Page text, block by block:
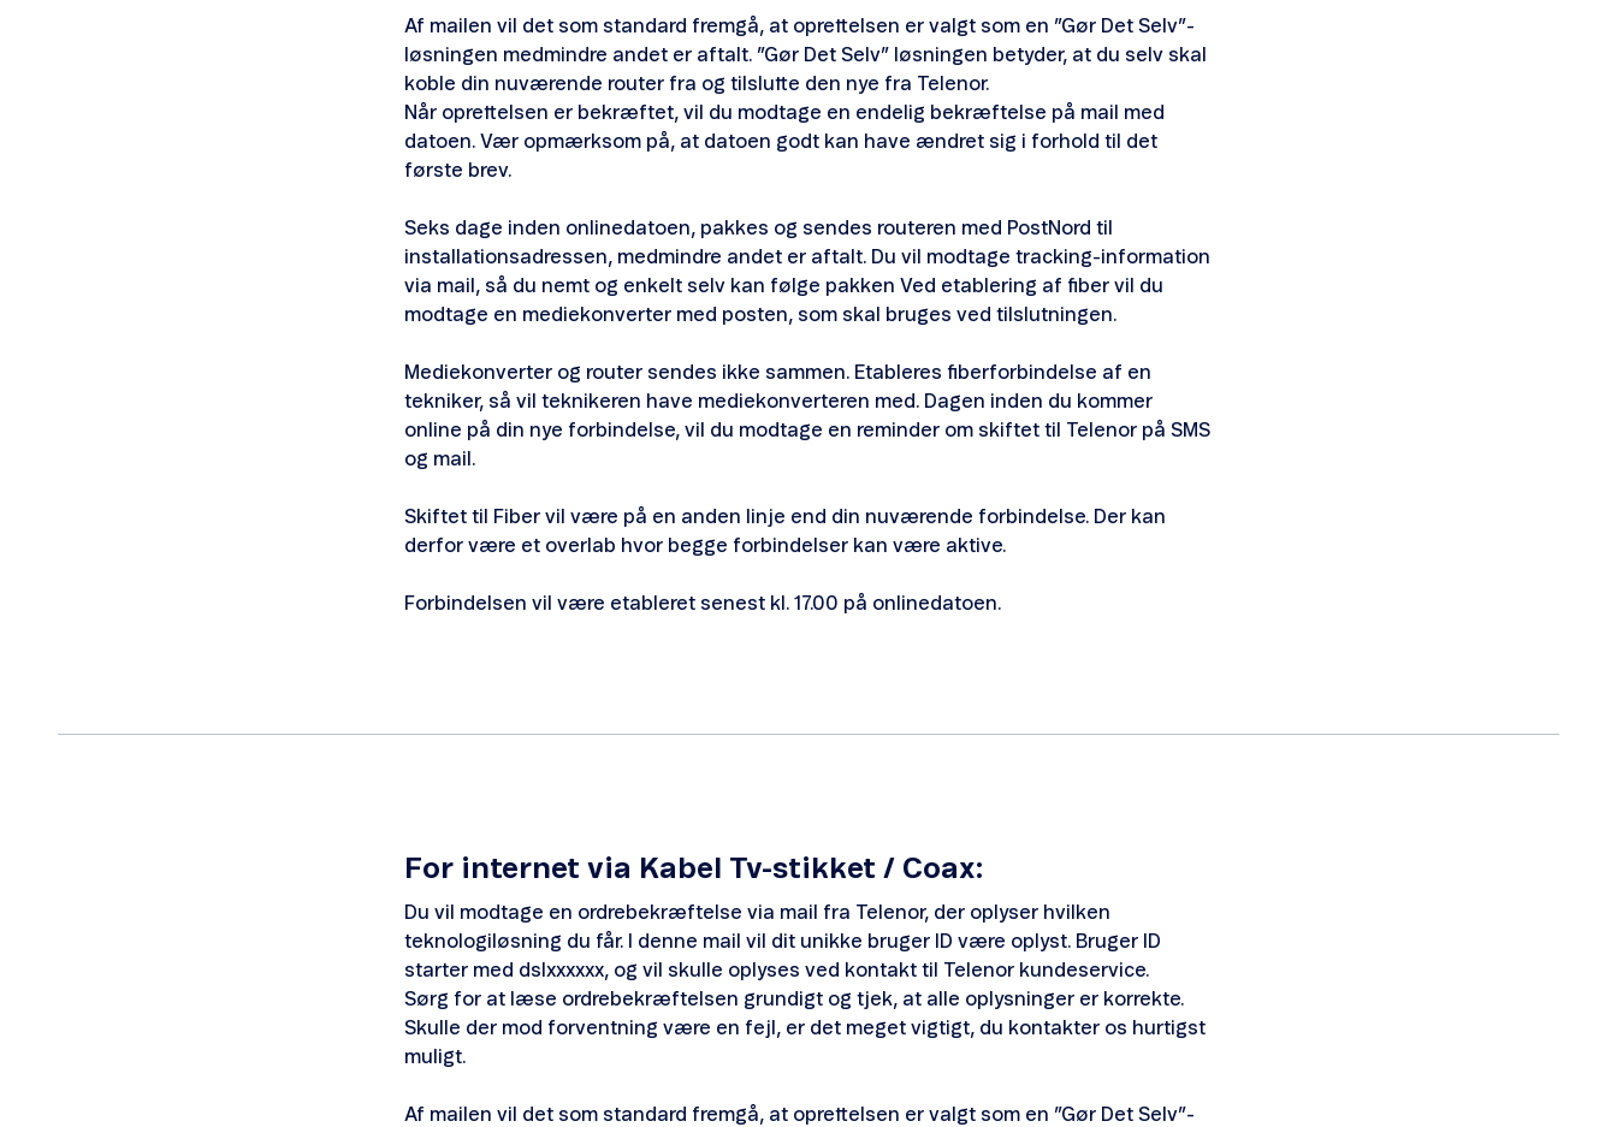
Af mailen vil det som standard fremgå, at oprettelsen er valgt som en ”Gør Det Selv”-
løsningen medmindre andet er aftalt. ”Gør Det Selv” løsningen betyder, at du selv skal
koble din nuværende router fra og tilslutte den nye fra Telenor.
Når oprettelsen er bekræftet, vil du modtage en endelig bekræftelse på mail med
datoen. Vær opmærksom på, at datoen godt kan have ændret sig i forhold til det
første brev.
Seks dage inden onlinedatoen, pakkes og sendes routeren med PostNord til
installationsadressen, medmindre andet er aftalt. Du vil modtage tracking-information
via mail, så du nemt og enkelt selv kan følge pakken Ved etablering af fiber vil du
modtage en mediekonverter med posten, som skal bruges ved tilslutningen.
Mediekonverter og router sendes ikke sammen. Etableres fiberforbindelse af en
tekniker, så vil teknikeren have mediekonverteren med. Dagen inden du kommer
online på din nye forbindelse, vil du modtage en reminder om skiftet til Telenor på SMS
og mail.
Skiftet til Fiber vil være på en anden linje end din nuværende forbindelse. Der kan
derfor være et overlab hvor begge forbindelser kan være aktive.
Forbindelsen vil være etableret senest kl. 17.00 på onlinedatoen.
For internet via Kabel Tv-stikket / Coax:
Du vil modtage en ordrebekræftelse via mail fra Telenor, der oplyser hvilken
teknologiløsning du får. I denne mail vil dit unikke bruger ID være oplyst. Bruger ID
starter med dslxxxxxx, og vil skulle oplyses ved kontakt til Telenor kundeservice.
Sørg for at læse ordrebekræftelsen grundigt og tjek, at alle oplysninger er korrekte.
Skulle der mod forventning være en fejl, er det meget vigtigt, du kontakter os hurtigst
muligt.
Af mailen vil det som standard fremgå, at oprettelsen er valgt som en ”Gør Det Selv”-